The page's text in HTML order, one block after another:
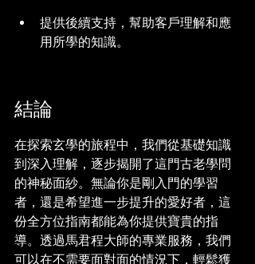
提供後續支持，幫助客戶理解和應
用所學的知識。
結論
在探索玄學的旅程中，我們從基礎知識
到深入理解，逐步揭開了這門古老學問
的神秘面紗。無論你是剛入門的學習
者，還是希望進一步提升的愛好者，這
份全方位指南都能為你提供寶貴的指
導。透過馬君程大師的專業服務，我們
可以在不需要面對面的情況下，輕鬆獲